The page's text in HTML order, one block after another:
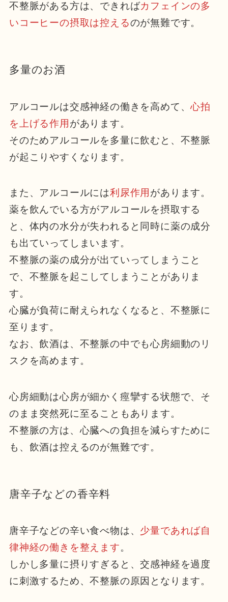
不整脈がある方は、できればカフェインの多
いコーヒーの摂取は控えるのが無難です。
多量のお酒
アルコールは交感神経の働きを高めて、心拍
を上げる作用があります。
そのためアルコールを多量に飲むと、不整脈
が起こりやすくなります。
また、アルコールには利尿作用 があります。
薬を飲んでいる方がアルコールを摂取する
と、体内の水分が失われると同時に薬の成分
も出ていってしまいます。
不整脈の薬の成分が出ていってしまうこと
で、不整脈を起こしてしまうことがありま
す。
心臓が負荷に耐えられなくなると、不整脈に
至ります。
なお、飲酒は、不整脈の中でも心房細動のリ
スクを高めます。
心房細動は心房が細かく痙攣する状態で、そ
のまま突然死に至ることもあります。
不整脈の方は、心臓への負担を減らすために
も、飲酒は控えるのが無難です。
唐辛子などの香辛料
唐辛子などの辛い食べ物は、 少量であれば自
律神経の働きを整えます。
しかし多量に摂りすぎると、交感神経を過度
に刺激するため、不整脈の原因となります。